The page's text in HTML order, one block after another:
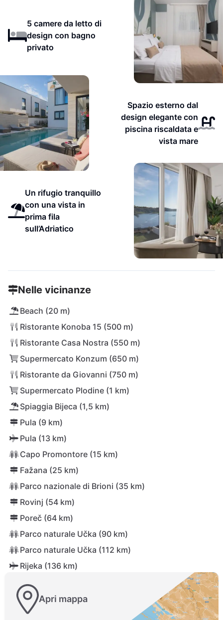
5 camere da letto di
design con bagno
privato
Spazio esterno dal
design elegante con
piscina riscaldata e
vista mare
Un rifugio tranquillo
con una vista in
prima fila
sull’Adriatico
Nelle vicinanze
Beach (20 m)
Ristorante Konoba 15 (500 m)
Ristorante Casa Nostra (550 m)
Supermercato Konzum (650 m)
Ristorante da Giovanni (750 m)
Supermercato Plodine (1 km)
Spiaggia Bijeca (1,5 km)
Pula (9 km)
Pula (13 km)
Capo Promontore (15 km)
Fažana (25 km)
Parco nazionale di Brioni (35 km)
Rovinj (54 km)
Poreč (64 km)
Parco naturale Učka (90 km)
Parco naturale Učka (112 km)
Rijeka (136 km)
Apri mappa